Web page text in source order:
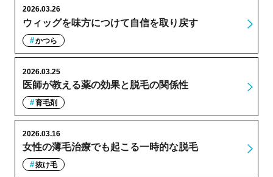
ウィッグを味方につけて自信を取り戻す
2026.03.26
かつら
医師が教える薬の効果と脱毛の関係性
2026.03.25
育毛剤
女性の薄毛治療でも起こる一時的な脱毛
2026.03.16
抜け毛